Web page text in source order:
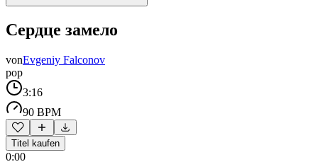
Сердце замело
vonEvgeniy Falconov
pop
3:16
90 BPM
Titel kaufen
0:00